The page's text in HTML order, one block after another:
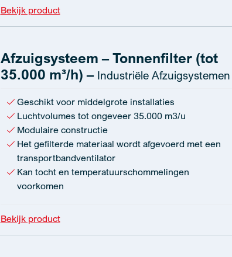
Bekijk product
Afzuigsysteem – Tonnenfilter (tot
35.000 m³/h) – Industriële Afzuigsystemen
Geschikt voor middelgrote installaties
Luchtvolumes tot ongeveer 35.000 m3/u
Modulaire constructie
Het gefilterde materiaal wordt afgevoerd met een
transportbandventilator
Kan tocht en temperatuurschommelingen
voorkomen
Bekijk product